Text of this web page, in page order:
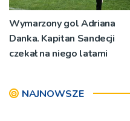
Wymarzony gol Adriana
Danka. Kapitan Sandecji
czekał na niego latami
NAJNOWSZE